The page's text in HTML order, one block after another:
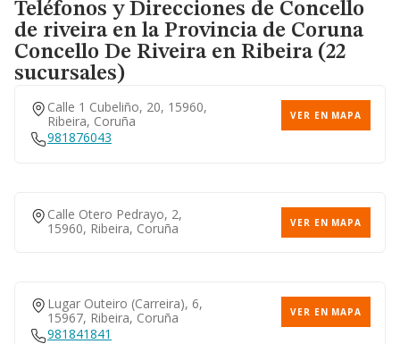
Teléfonos y Direcciones de Concello
de riveira en la Provincia de Coruna
Concello De Riveiraen Ribeira (22
sucursales)
Calle 1 Cubeliño, 20, 15960,
Ribeira, Coruña
VER EN MAPA
981876043
Calle Otero Pedrayo, 2,
15960, Ribeira, Coruña
VER EN MAPA
Lugar Outeiro (carreira), 6,
15967, Ribeira, Coruña
VER EN MAPA
981841841